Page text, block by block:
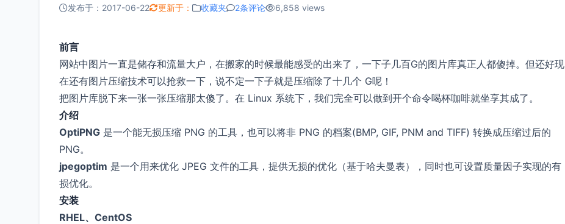
发布于：2017-06-22 更新于： 收藏夹 2条评论 6,858 views
前言
网站中图片一直是储存和流量大户，在搬家的时候最能感受的出来了，一下子几百G的图片库真正人都傻掉。但还好现
在还有图片压缩技术可以抢救一下，说不定一下子就是压缩除了十几个 G呢！
把图片库脱下来一张一张压缩那太傻了。在 Linux 系统下，我们完全可以做到开个命令喝杯咖啡就坐享其成了。
介绍
OptiPNG 是一个能无损压缩 PNG 的工具，也可以将非 PNG 的档案(BMP, GIF, PNM and TIFF) 转换成压缩过后的
PNG。
jpegoptim 是一个用来优化 JPEG 文件的工具，提供无损的优化（基于哈夫曼表），同时也可设置质量因子实现的有
损优化。
安装
RHEL、CentOS